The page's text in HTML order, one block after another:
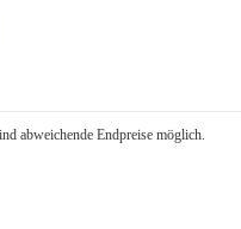
abweichende Endpreise möglich.